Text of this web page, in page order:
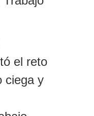
el reto
ciega y